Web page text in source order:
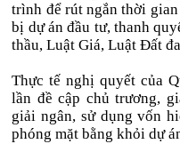
trình để rút ngắn thời
bị dự án đầu tư, thanh
thầu, Luật Giá, Luật Đất
Thực tế nghị quyết của
lần đề cập chủ trương,
giải ngân, sử dụng vốn
phóng mặt bằng khỏi dự